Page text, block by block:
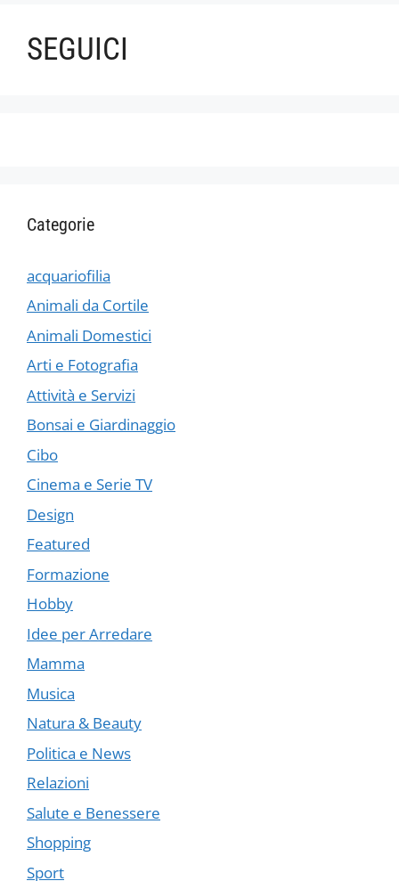
SEGUICI
Categorie
acquariofilia
Animali da Cortile
Animali Domestici
Arti e Fotografia
Attività e Servizi
Bonsai e Giardinaggio
Cibo
Cinema e Serie TV
Design
Featured
Formazione
Hobby
Idee per Arredare
Mamma
Musica
Natura & Beauty
Politica e News
Relazioni
Salute e Benessere
Shopping
Sport